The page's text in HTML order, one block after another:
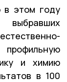
в этом году
выбравших
и химию
в 100